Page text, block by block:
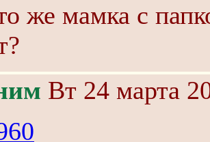
же мамка с
Вт 24 марта